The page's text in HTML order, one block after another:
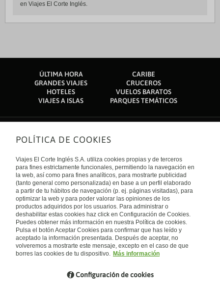
en Viajes El Corte Inglés.
ÚLTIMA HORA
CARIBE
GRANDES VIAJES
CRUCEROS
HOTELES
VUELOS BARATOS
VIAJES A ISLAS
PARQUES TEMÁTICOS
Sobre nosotros
Quiénes somos
Financiación
Sostenibilidad
Turismo accesible
Tarjeta El Corte Inglés
Trabaja con nosotros
El Corte Inglés
Canal Ético
Enlaces de interés
Guías de viaje
Catálogos
Auto check-in
Condiciones Generales
Política de privacidad
Política de cookies
Accesibilidad
Empresas/ Grupos
Internacional
España
Visita nuestro blog
Blog de Viajes el Corte inglés
POLÍTICA DE COOKIES
Viajes El Corte Inglés S.A. utiliza cookies propias y de terceros
para fines estrictamente funcionales, permitiendo la navegación en
la web, así como para fines analíticos, para mostrarte publicidad
(tanto general como personalizada) en base a un perfil elaborado
a partir de tu hábitos de navegación (p. ej. páginas visitadas), para
optimizar la web y para poder valorar las opiniones de los
productos adquiridos por los usuarios. Para administrar o
deshabilitar estas cookies haz click en Configuración de Cookies.
Puedes obtener más información en nuestra Política de cookies.
Pulsa el botón Aceptar Cookies para confirmar que has leído y
aceptado la información presentada. Después de aceptar, no
volveremos a mostrarte este mensaje, excepto en el caso de que
borres las cookies de tu dispositivo. Más información
Configuración de cookies